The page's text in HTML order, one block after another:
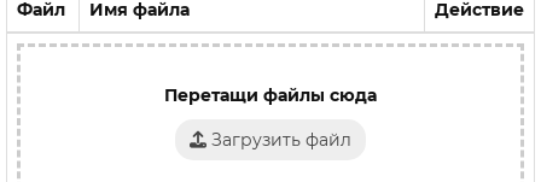
Файл
Имя файла Действие
Перетащи файлы сюда
Загрузить файл